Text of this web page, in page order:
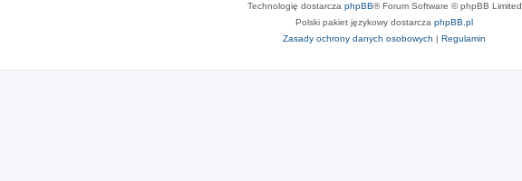
Technologię dostarcza phpBB® Forum Software © phpBB Limited
Polski pakiet językowy dostarcza phpBB.pl
Zasady ochrony danych osobowych | Regulamin